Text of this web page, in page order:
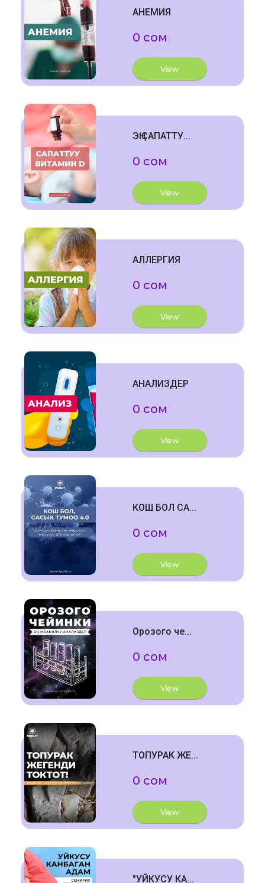
АНЕМИЯ
0 сом
View
ЭҢ САПАТТУ...
0 сом
View
АЛЛЕРГИЯ
0 сом
View
АНАЛИЗДЕР
0 сом
View
КОШ БОЛ СА...
0 сом
View
Орозого че...
0 сом
View
ТОПУРАК ЖЕ...
0 сом
View
"УЙКУСУ КА...